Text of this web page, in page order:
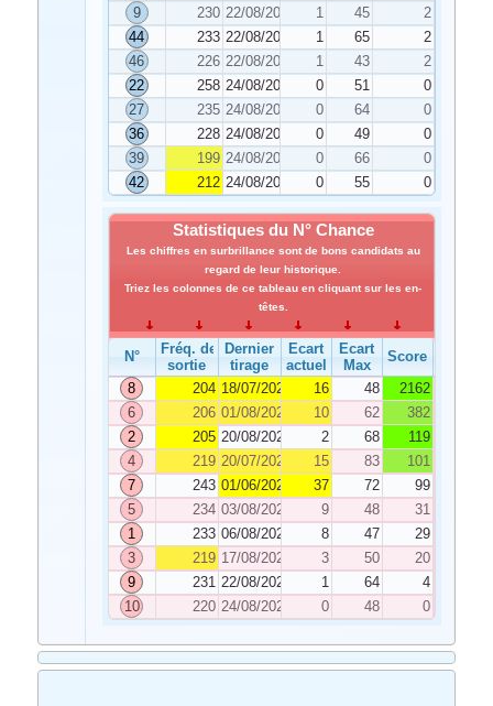
9
230 22/08/2022 1 45
2
44
233 22/08/2022 1 65
2
46
226 22/08/2022 1 43
2
22
258 24/08/2022 0 51
0
27
235 24/08/2022 0 64
0
36
228 24/08/2022 0 49
0
39
199 24/08/2022 0 66
0
42
212 24/08/2022 0 55 0
Statistiques du N° Chance
Les chiffres en surbrillance sont de bons candidats au
regard de leur historique.
Triez les colonnes de ce tableau en cliquant sur les en-
têtes.
N°
Fréq. de
sortie
Dernier
tirage
Ecart
actuel
Ecart
Max
Score
8
204 18/07/2022 16 48
2162
6
206 01/08/2022 10 62
382
2
205 20/08/2022 2 68
119
4
219 20/07/2022 15 83
101
7
243 01/06/2022 37 72
99
5
234 03/08/2022 9 48
31
1
233 06/08/2022 8 47
29
3
219 17/08/2022 3 50
20
9
231 22/08/2022 1 64
4
10
220 24/08/2022 0 48 0